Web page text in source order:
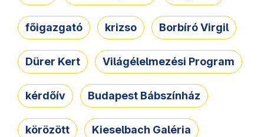
főigazgató krizso Borbíró Virgil
Dürer Kert Világélelmezési Program
kérdőív Budapest Bábszínház
körözött Kieselbach Galéria